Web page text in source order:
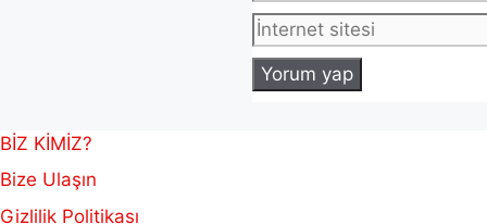
BİZ KİMİZ?
Bize Ulaşın
Gizlilik Politikası